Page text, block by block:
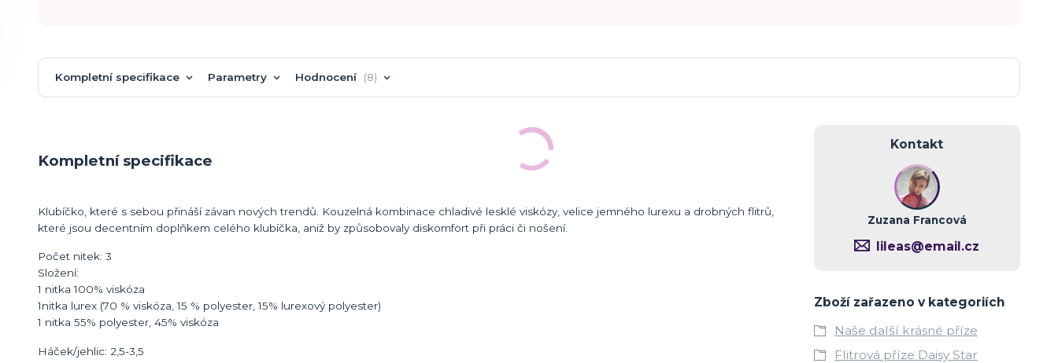
Kompletní specifikace Parametry Hodnocení 8
Kompletní specifikace
Klubíčko, které s sebou přináší závan nových trendů. Kouzelná kombinace chladivé lesklé viskózy, velice jemného lurexu a drobných flitrů,
které jsou decentním doplňkem celého klubíčka, aniž by způsobovaly diskomfort při práci či nošení.
Počet nitek: 3
Složení:
1 nitka 100% viskóza
1nitka lurex (70 % viskóza, 15 % polyester, 15% lurexový polyester)
1 nitka 55% polyester, 45% viskóza
Háček/jehlic: 2,5-3,5
Kontakt
Zuzana Francová
lileas@email.cz
Zboží zařazeno v kategoriích
Naše další krásné příze
Flitrová příze Daisy Star